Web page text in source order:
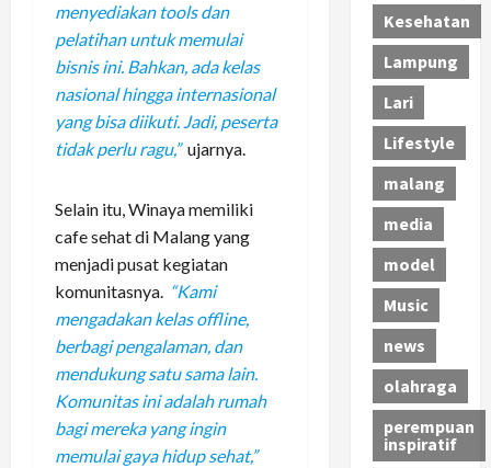
menyediakan tools dan
pelatihan untuk memulai
bisnis ini. Bahkan, ada kelas
nasional hingga internasional
yang bisa diikuti. Jadi, peserta
tidak perlu ragu,” ujarnya.
Selain itu, Winaya memiliki
cafe sehat di Malang yang
menjadi pusat kegiatan
komunitasnya. “Kami
mengadakan kelas offline,
berbagi pengalaman, dan
mendukung satu sama lain.
Komunitas ini adalah rumah
bagi mereka yang ingin
memulai gaya hidup sehat,”
Kesehatan
Lampung
Lari
Lifestyle
malang
media
model
Music
news
olahraga
perempuan
inspiratif